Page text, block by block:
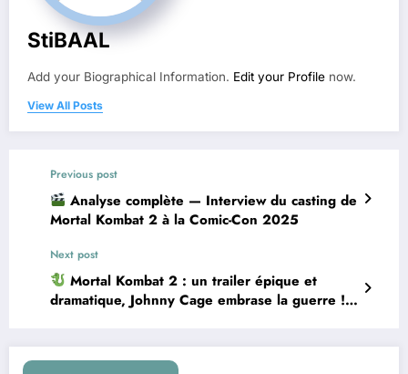
StiBAAL
Add your Biographical Information. Edit your Profile now.
View All Posts
Previous post
Analyse complète — Interview du casting de
Mortal Kombat 2 à la Comic-Con 2025
Next post
Mortal Kombat 2 : un trailer épique et
dramatique, Johnny Cage embrase la guerre !